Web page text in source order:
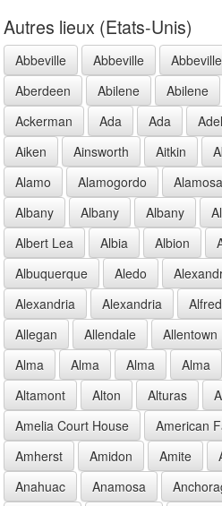
Autres lieux (Etats-Unis)
Abbeville Abbeville Abbeville
Aberdeen
Abilene Abilene
Ackerman
Ada Ada Adel
Aiken
Ainsworth Aitkin
Alamo
Alamogordo Alamosa
Albany
Albany Albany
Albert Lea
Albia Albion
Albuquerque
Aledo
Alexandria
Alexandria Alfred
Allegan
Allendale Allentown
Alma
Alma Alma Alma
Altamont
Alton Alturas
Amelia Court House
American
Amherst
Amidon Amite
Anahuac
Anamosa